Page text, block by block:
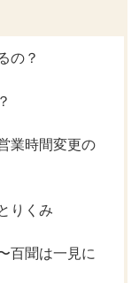
の？
業時間変更の
りくみ
百聞は一見に